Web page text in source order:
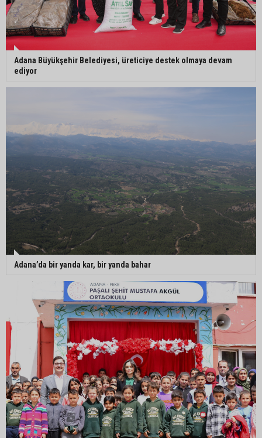
Adana Büyükşehir Belediyesi, üreticiye destek olmaya devam
ediyor
Adana’da bir yanda kar, bir yanda bahar